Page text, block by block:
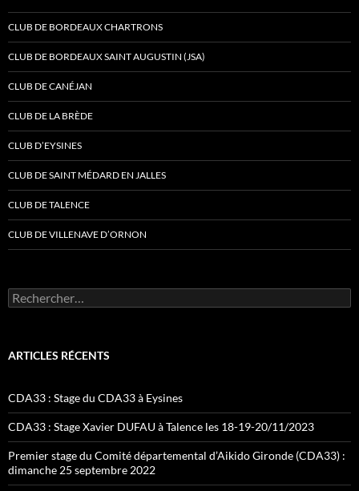
CLUB DE BORDEAUX CHARTRONS
CLUB DE BORDEAUX SAINT AUGUSTIN (JSA)
CLUB DE CANÉJAN
CLUB DE LA BRÈDE
CLUB D’EYSINES
CLUB DE SAINT MÉDARD EN JALLES
CLUB DE TALENCE
CLUB DE VILLENAVE D’ORNON
Rechercher :
ARTICLES RÉCENTS
CDA33 : Stage du CDA33 à Eysines
CDA33 : Stage Xavier DUFAU à Talence les 18-19-20/11/2023
Premier stage du Comité départemental d’Aikido Gironde (CDA33) :
dimanche 25 septembre 2022